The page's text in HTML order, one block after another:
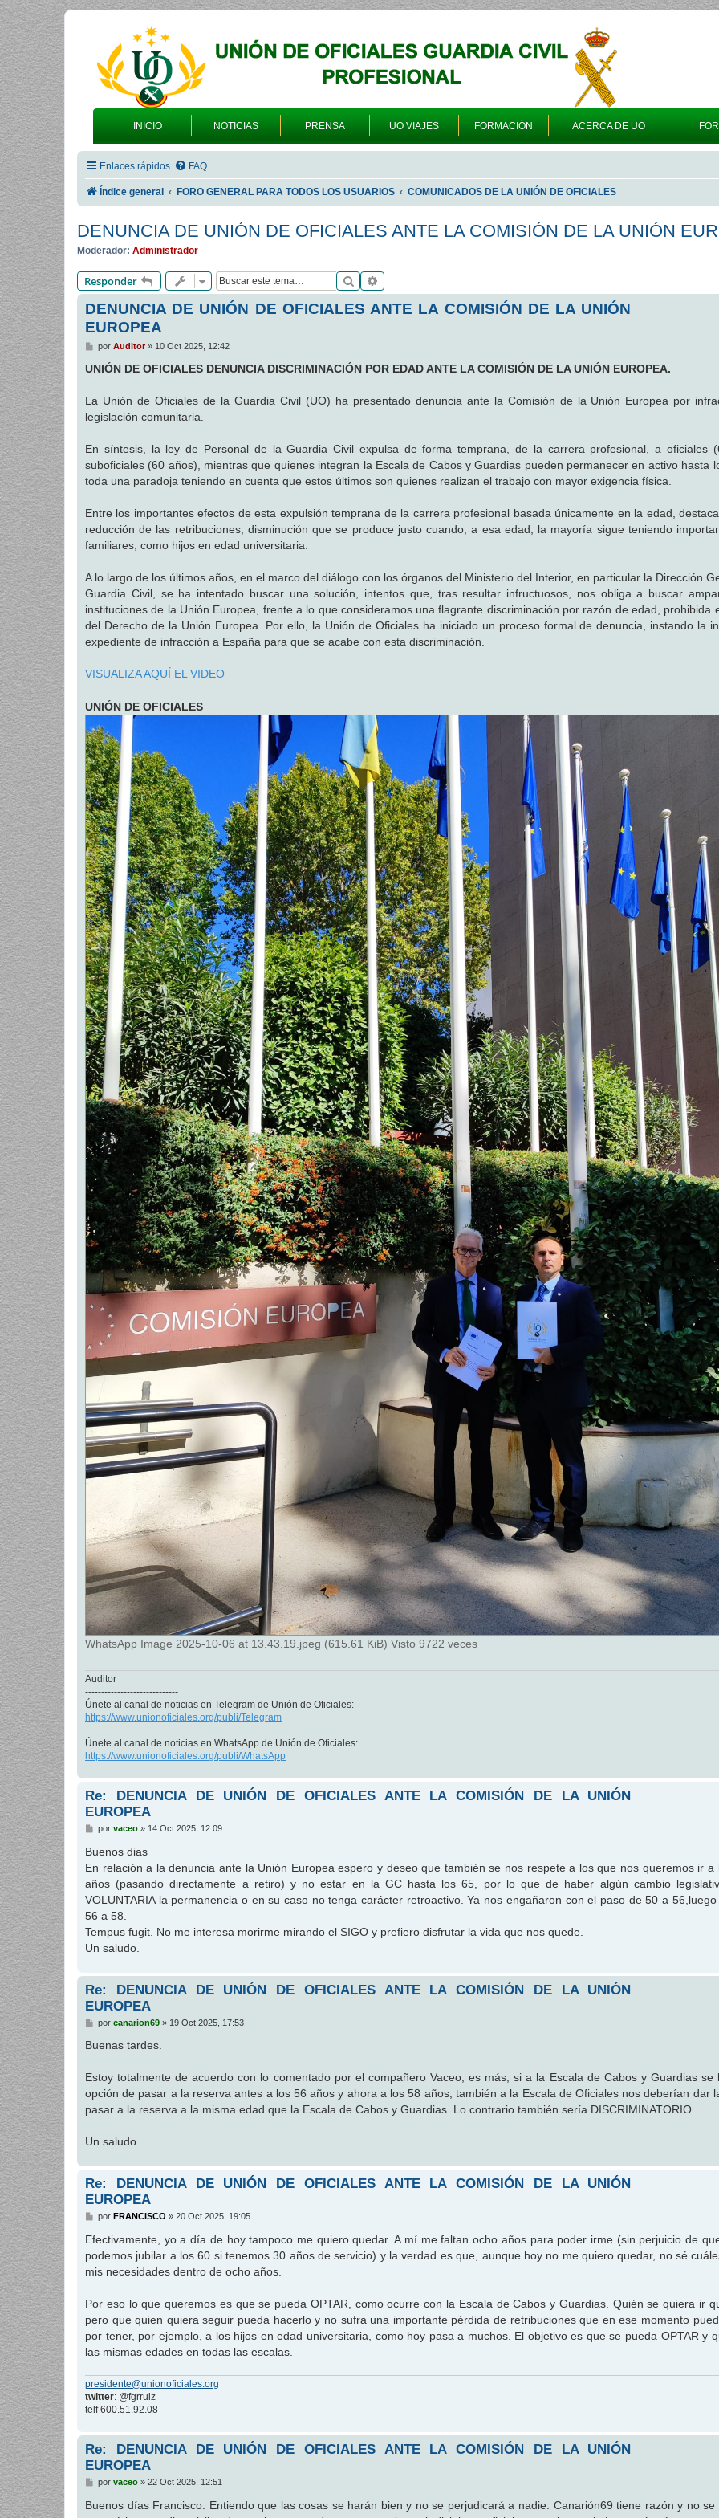
INICIO NOTICIAS PRENSA UO VIAJES FORMACIÓN ACERCA DE UO
Enlaces rápidos FAQ
Índice general FORO GENERAL PARA TODOS LOS USUARIOS COMUNICADOS DE LA UNIÓN DE OFICIALES
DENUNCIA DE UNIÓN DE OFICIALES ANTE LA COMISIÓN DE LA UNIÓN
Moderador: Administrador
Responder Buscar
DENUNCIA DE UNIÓN DE OFICIALES ANTE LA COMISIÓN DE LA UNIÓN
EUROPEA
M
n
j
e
por Auditor» 10 Oct 2025, 12:42
UNIÓN DE OFICIALES DENUNCIA DISCRIMINACIÓN POR EDAD ANTE LA COMISIÓN DE LA UNIÓN EUROPEA.
La Unión de Oficiales de la Guardia Civil (UO) ha presentado denuncia ante la Comisión de la Unión Europea por
legislación comunitaria.
En síntesis, la ley de Personal de la Guardia Civil expulsa de forma temprana, de la carrera profesional, a oficiales
suboficiales (60 años), mientras que quienes integran la Escala de Cabos y Guardias pueden permanecer en activo hasta
toda una paradoja teniendo en cuenta que estos últimos son quienes realizan el trabajo con mayor exigencia física.
Entre los importantes efectos de esta expulsión temprana de la carrera profesional basada únicamente en la edad,
reducción de las retribuciones, disminución que se produce justo cuando, a esa edad, la mayoría sigue teniendo
familiares, como hijos en edad universitaria.
A lo largo de los últimos años, en el marco del diálogo con los órganos del Ministerio del Interior, en particular la Dirección
Guardia Civil, se ha intentado buscar una solución, intentos que, tras resultar infructuosos, nos obliga a buscar
instituciones de la Unión Europea, frente a lo que consideramos una flagrante discriminación por razón de edad, prohibida
del Derecho de la Unión Europea. Por ello, la Unión de Oficiales ha iniciado un proceso formal de denuncia, instando la
expediente de infracción a España para que se acabe con esta discriminación.
VISUALIZA AQUÍ EL VIDEO
UNIÓN DE OFICIALES
WhatsApp Image 2025-10-06 at 13.43.19.jpeg (615.61 KiB) Visto 9722 veces
Auditor
-----------------------------
Únete al canal de noticias en Telegram de Unión de Oficiales:
https://www.unionoficiales.org/publi/Telegram
Únete al canal de noticias en WhatsApp de Unión de Oficiales:
https://www.unionoficiales.org/publi/WhatsApp
Re: DENUNCIA DE UNIÓN DE OFICIALES ANTE LA COMISIÓN DE LA UNIÓN
EUROPEA
M
n
a
j
e
por vaceo» 14 Oct 2025, 12:09
Buenos dias
En relación a la denuncia ante la Unión Europea espero y deseo que también se nos respete a los que nos queremos ir a
años (pasando directamente a retiro) y no estar en la GC hasta los 65, por lo que de haber algún cambio
VOLUNTARIA la permanencia o en su caso no tenga carácter retroactivo. Ya nos engañaron con el paso de 50 a 56,luego
56 a 58.
Tempus fugit. No me interesa morirme mirando el SIGO y prefiero disfrutar la vida que nos quede.
Un saludo.
Re: DENUNCIA DE UNIÓN DE OFICIALES ANTE LA COMISIÓN DE LA UNIÓN
EUROPEA
M
n
j
e
por canarion69» 19 Oct 2025, 17:53
Buenas tardes.
Estoy totalmente de acuerdo con lo comentado por el compañero Vaceo, es más, si a la Escala de Cabos y Guardias se
opción de pasar a la reserva antes a los 56 años y ahora a los 58 años, también a la Escala de Oficiales nos deberían dar
pasar a la reserva a la misma edad que la Escala de Cabos y Guardias. Lo contrario también sería DISCRIMINATORIO.
Un saludo.
Re: DENUNCIA DE UNIÓN DE OFICIALES ANTE LA COMISIÓN DE LA UNIÓN
EUROPEA
M
n
a
j
e
por FRANCISCO » 20 Oct 2025, 19:05
Efectivamente, yo a día de hoy tampoco me quiero quedar. A mí me faltan ocho años para poder irme (sin perjuicio de
podemos jubilar a los 60 si tenemos 30 años de servicio) y la verdad es que, aunque hoy no me quiero quedar, no sé
mis necesidades dentro de ocho años.
Por eso lo que queremos es que se pueda OPTAR, como ocurre con la Escala de Cabos y Guardias. Quién se quiera ir
pero que quien quiera seguir pueda hacerlo y no sufra una importante pérdida de retribuciones que en ese momento
por tener, por ejemplo, a los hijos en edad universitaria, como hoy pasa a muchos. El objetivo es que se pueda OPTAR y
las mismas edades en todas las escalas.
presidente@unionoficiales.org
twitter: @fgrruiz
telf 600.51.92.08
Re: DENUNCIA DE UNIÓN DE OFICIALES ANTE LA COMISIÓN DE LA UNIÓN
EUROPEA
M
n
por vaceo» 22 Oct 2025, 12:51
Buenos días Francisco. Entiendo que las cosas se harán bien y no se perjudicará a nadie. Canarión69 tiene razón y no se